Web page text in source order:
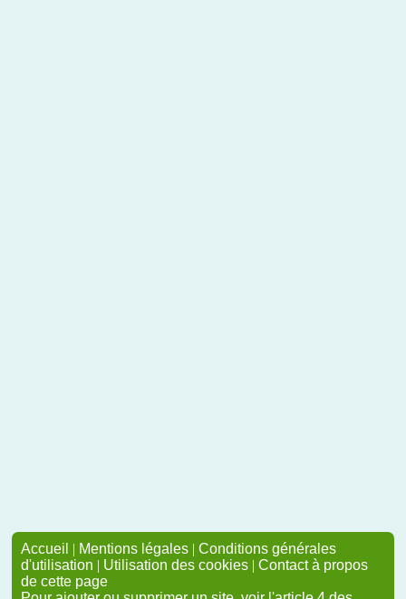
Accueil | Mentions légales | Conditions générales
d'utilisation | Utilisation des cookies | Contact à propos
de cette page